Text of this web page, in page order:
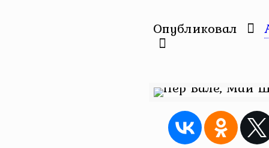
Опубликовал